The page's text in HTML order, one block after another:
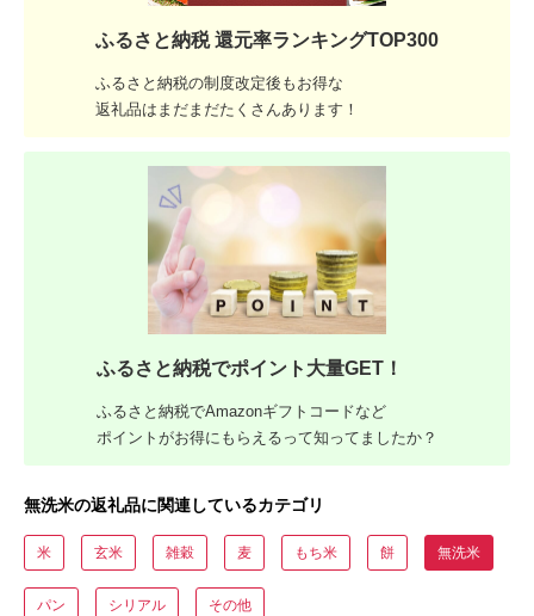
ふるさと納税 還元率ランキングTOP300
ふるさと納税の制度改定後もお得な
返礼品はまだまだたくさんあります！
ふるさと納税でポイント大量GET！
ふるさと納税でAmazonギフトコードなど
ポイントがお得にもらえるって知ってましたか？
無洗米の返礼品に関連しているカテゴリ
米 玄米 雑穀 麦 もち米 餅 無洗米
パン シリアル その他